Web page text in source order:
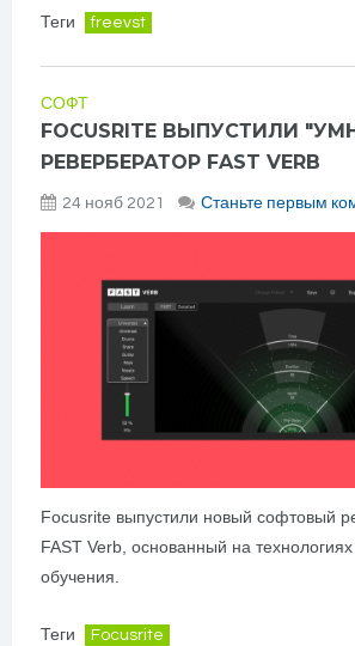
Теги freevst
СОФТ
FOCUSRITE ВЫПУСТИЛИ
РЕВЕРБЕРАТОР FAST VERB
24 нояб 2021 Станьте первым
Focusrite выпустили новый софтовый
FAST Verb, основанный на
обучения.
Теги Focusrite